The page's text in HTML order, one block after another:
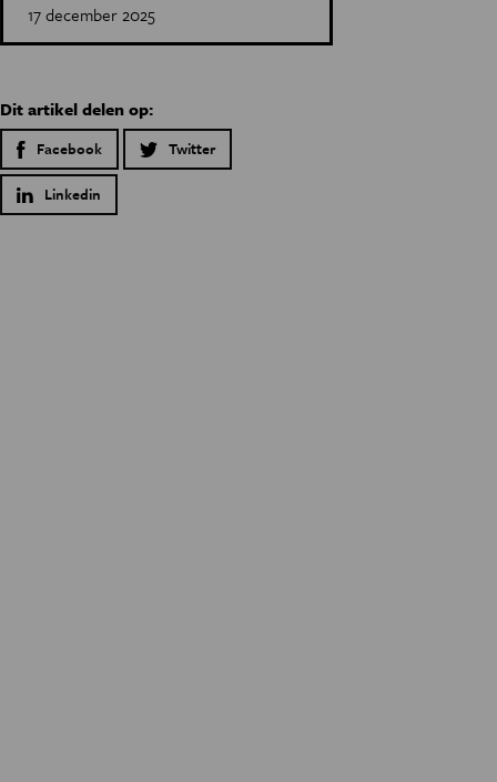
17 december 2025
Dit artikel delen op:
Facebook Twitter
Linkedin